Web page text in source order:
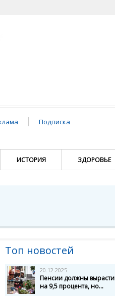
Подписка
ИСТОРИЯ ЗДОРОВЬЕ
Топ новостей
20.12.2025
Пенсии должны вырасти
на 9,5 процента, но...